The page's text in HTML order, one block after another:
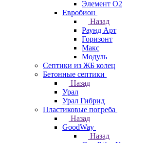
Элемент О2
Евробион
Назад
Раунд Арт
Горизонт
Макс
Модуль
Септики из ЖБ колец
Бетонные септики
Назад
Урал
Урал Гибрид
Пластиковые погреба
Назад
GoodWay
Назад